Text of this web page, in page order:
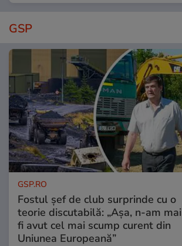
GSP
GSP.RO
Fostul șef de club surprinde cu o
teorie discutabilă: „Așa, n-am mai
fi avut cel mai scump curent din
Uniunea Europeană”